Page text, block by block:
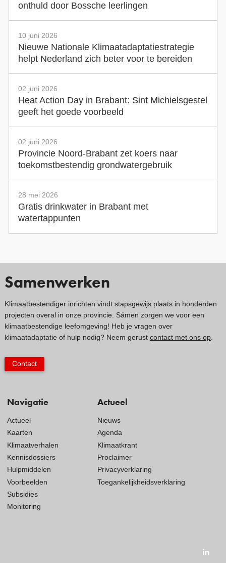
onthuld door Bossche leerlingen
10 juni 2026
Nieuwe Nationale Klimaatadaptatiestrategie
helpt Nederland zich beter voor te bereiden
02 juni 2026
Heat Action Day in Brabant: Sint Michielsgestel
geeft het goede voorbeeld
02 juni 2026
Provincie Noord-Brabant zet koers naar
toekomstbestendig grondwatergebruik
28 mei 2026
Gratis drinkwater in Brabant met
watertappunten
Navigatie
Actueel
Kaarten
Klimaatverhalen
Kennisdossiers
Hulpmiddelen
Voorbeelden
Subsidies
Monitoring
Actueel
Nieuws
Agenda
Klimaatkrant
Proclaimer
Privacyverklaring
Toegankelijkheidsverklaring
Samenwerken
Klimaatbestendiger inrichten vindt stapsgewijs plaats in honderden
projecten overal in onze provincie. Sámen zorgen we voor een
klimaatbestendige leefomgeving! Heb je vragen over
klimaatadaptatie of hulp nodig? Neem gerust contact met ons op.
Contact